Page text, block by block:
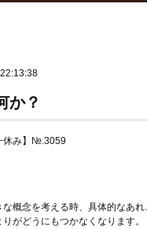
か？
休み】№.3059
概念を考える時、具体的なあれ
がどうにもつかなくなります。